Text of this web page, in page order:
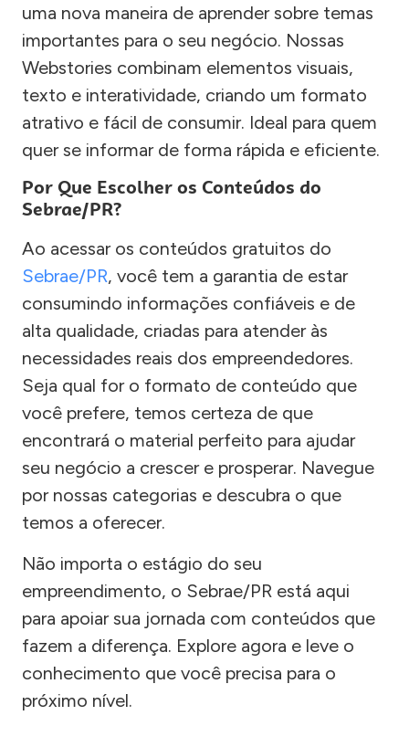
uma nova maneira de aprender sobre temas
importantes para o seu negócio. Nossas
Webstories combinam elementos visuais,
texto e interatividade, criando um formato
atrativo e fácil de consumir. Ideal para quem
quer se informar de forma rápida e eficiente.
Por Que Escolher os Conteúdos do
Sebrae/PR?
Ao acessar os conteúdos gratuitos do
Sebrae/PR, você tem a garantia de estar
consumindo informações confiáveis e de
alta qualidade, criadas para atender às
necessidades reais dos empreendedores.
Seja qual for o formato de conteúdo que
você prefere, temos certeza de que
encontrará o material perfeito para ajudar
seu negócio a crescer e prosperar. Navegue
por nossas categorias e descubra o que
temos a oferecer.
Não importa o estágio do seu
empreendimento, o Sebrae/PR está aqui
para apoiar sua jornada com conteúdos que
fazem a diferença. Explore agora e leve o
conhecimento que você precisa para o
próximo nível.